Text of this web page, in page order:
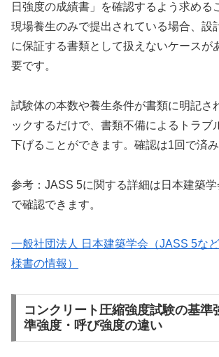
日強度の成績書」を確認するよう求める
現場養生のみで提出されている場合、設
に保証する書類として扱えないケースが
要です。
試験体の本数や養生条件が書類に明記さ
ックするだけで、書類不備によるトラブ
下げることができます。確認は1回で済み
参考：JASS 5に関する詳細は日本建築学
で確認できます。
一般社団法人 日本建築学会（JASS 5な
様書の情報）
コンクリート圧縮強度試験の基準
準強度・呼び強度の違い